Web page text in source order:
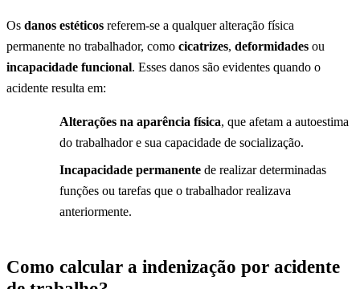
Os danos estéticos referem-se a qualquer alteração física
permanente no trabalhador, como cicatrizes, deformidades ou
incapacidade funcional. Esses danos são evidentes quando o
acidente resulta em:
Alterações na aparência física, que afetam a autoestima
do trabalhador e sua capacidade de socialização.
Incapacidade permanente de realizar determinadas
funções ou tarefas que o trabalhador realizava
anteriormente.
Como calcular a indenização por acidente